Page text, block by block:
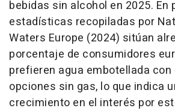
bebidas sin alcohol en 2025. En
estadísticas recopiladas por
Waters Europe (2024) sitúan
porcentaje de consumidores
prefieren agua embotellada
opciones sin gas, lo que indica
crecimiento en el interés por